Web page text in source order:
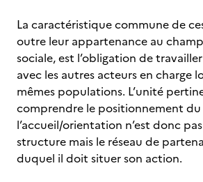
La caractéristique commune de
outre leur appartenance au
sociale, est l’obligation de
avec les autres acteurs en charge
mêmes populations. L’unité
comprendre le positionnement du
l’accueil/orientation n’est donc
structure mais le réseau de
duquel il doit situer son action.